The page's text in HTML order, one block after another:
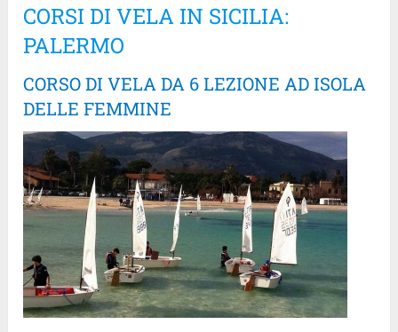
CORSI DI VELA IN SICILIA:
PALERMO
CORSO DI VELA DA 6 LEZIONE AD ISOLA
DELLE FEMMINE